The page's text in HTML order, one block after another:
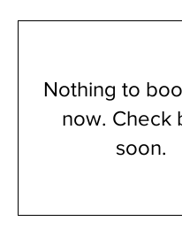
Nothing to
now. Check
soon.